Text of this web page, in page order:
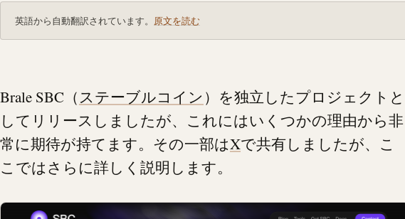
英語から自動翻訳されています。 原文を読む
Brale SBC（ステーブルコイン ）を独立したプロジェクトと
してリリースしましたが、これにはいくつかの理由から非
常に期待が持てます。その一部はXで共有しましたが、こ
こではさらに詳しく説明します。